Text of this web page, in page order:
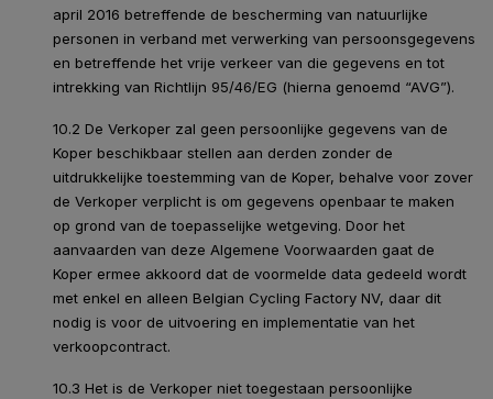
april 2016 betreffende de bescherming van natuurlijke
personen in verband met verwerking van persoonsgegevens
en betreffende het vrije verkeer van die gegevens en tot
intrekking van Richtlijn 95/46/EG (hierna genoemd “AVG”).
10.2 De Verkoper zal geen persoonlijke gegevens van de
Koper beschikbaar stellen aan derden zonder de
uitdrukkelijke toestemming van de Koper, behalve voor zover
de Verkoper verplicht is om gegevens openbaar te maken
op grond van de toepasselijke wetgeving. Door het
aanvaarden van deze Algemene Voorwaarden gaat de
Koper ermee akkoord dat de voormelde data gedeeld wordt
met enkel en alleen Belgian Cycling Factory NV, daar dit
nodig is voor de uitvoering en implementatie van het
verkoopcontract.
10.3 Het is de Verkoper niet toegestaan persoonlijke